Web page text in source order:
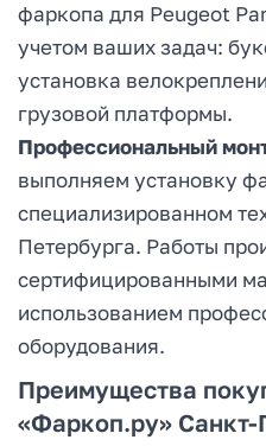
фаркопа для Peugeot
учетом ваших задач:
установка
грузовой платформы.
Профессиональный
выполняем установку
специализированном
Петербурга. Работы
сертифицированными
использованием
оборудования.
Преимущества
«Фаркоп.ру» Санкт-